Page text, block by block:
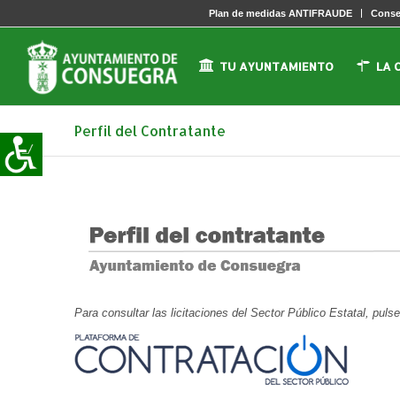
Plan de medidas ANTIFRAUDE
TU AYUNTAMIENTO LA
Perfil del Contratante
Para consultar las licitaciones del Sector Público Estatal, pulse